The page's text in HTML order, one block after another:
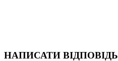
НАПИСАТИ ВІДПОВІДЬ